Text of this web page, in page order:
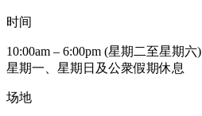
时间
10:00am – 6:00pm (星期二至星期六)
星期一、星期日及公衆假期休息
场地